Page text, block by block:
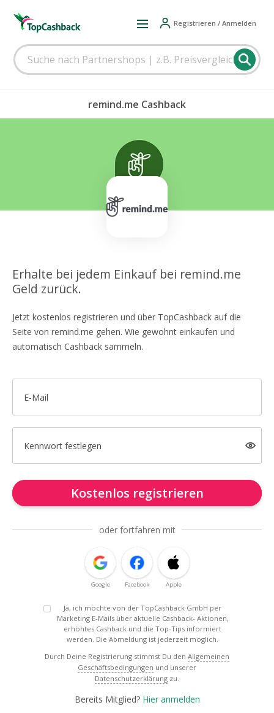
Registrieren / Anmelden
remind.me Cashback
Erhalte bei jedem Einkauf bei remind.me
Geld zurück.
Jetzt kostenlos registrieren und über TopCashback auf die
Seite von remind.me gehen. Wie gewohnt einkaufen und
automatisch Cashback sammeln.
E-Mail
Kennwort festlegen
Kostenlos registrieren
oder fortfahren mit
Google Facebook Apple
Ja, ich möchte von der TopCashback GmbH per
Marketing E-Mails über aktuelle Cashback- Aktionen,
erhöhtes Cashback und die Top-Tips informiert
werden. Die Abmeldung ist jederzeit möglich.
Durch Deine Registrierung stimmst Du den Allgemeinen
Geschäftsbedingungen und unserer
Datenschutzerklärung zu.
Bereits Mitglied? Hier anmelden